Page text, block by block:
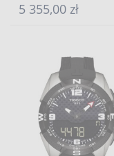
5 355,00 zł